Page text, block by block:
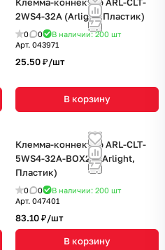
2WS4-32A (Arlight, Пластик)
0 0 В наличии: 200 шт
Арт. 043971
25.50 ₽/шт
В корзину
Клемма-коннектор ARL-CLT-
5WS4-32A-BOX20 (Arlight,
Пластик)
0 0 В наличии: 200 шт
Арт. 047401
83.10 ₽/шт
В корзину